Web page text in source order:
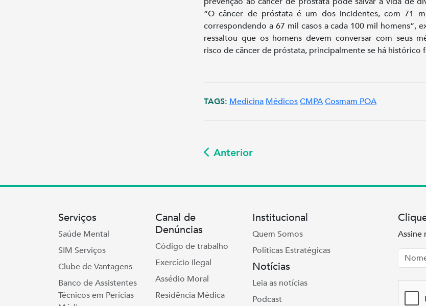
“O câncer de próstata é um dos incidentes, com 71
correspondendo a 67 mil casos a cada 100 mil homens”,
ressaltou que os homens devem conversar com seus
risco de câncer de próstata, principalmente se há histórico
TAGS: Medicina MédicosCMPACosmam POA
Anterior
Serviços
Saúde Mental
SIM Serviços
Clube de Vantagens
Banco de Assistentes
Técnicos em Perícias
Canal de
Denúncias
Código de trabalho
Exercício Ilegal
Assédio Moral
Residência Médica
Institucional
Quem Somos
Políticas Estratégicas
Notícias
Leia as notícias
Podcast
Assine
Nome
Email